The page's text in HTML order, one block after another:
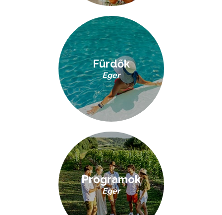
Fürdők
Eger
Programok
Eger